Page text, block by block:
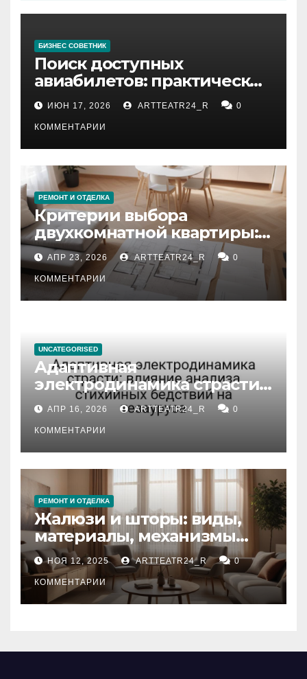
БИЗНЕС СОВЕТНИК
Поиск доступных
авиабилетов: практические
рекомендации
ИЮН 17, 2026 ARTTEATR24_R 0
КОММЕНТАРИИ
РЕМОНТ И ОТДЕЛКА
Критерии выбора
двухкомнатной квартиры:
планировка, площадь,
состояние и документация
АПР 23, 2026 ARTTEATR24_R 0
КОММЕНТАРИИ
UNCATEGORISED
Адаптивная
электродинамика страсти:
влияние анализа
стихийных бедствий на
тезауруса
АПР 16, 2026 ARTTEATR24_R 0
КОММЕНТАРИИ
РЕМОНТ И ОТДЕЛКА
Жалюзи и шторы: виды,
материалы, механизмы
управления и уход
НОЯ 12, 2025 ARTTEATR24_R 0
КОММЕНТАРИИ